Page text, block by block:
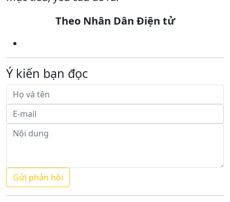
Theo Nhân Dân Điện tử
Ý kiến bạn đọc